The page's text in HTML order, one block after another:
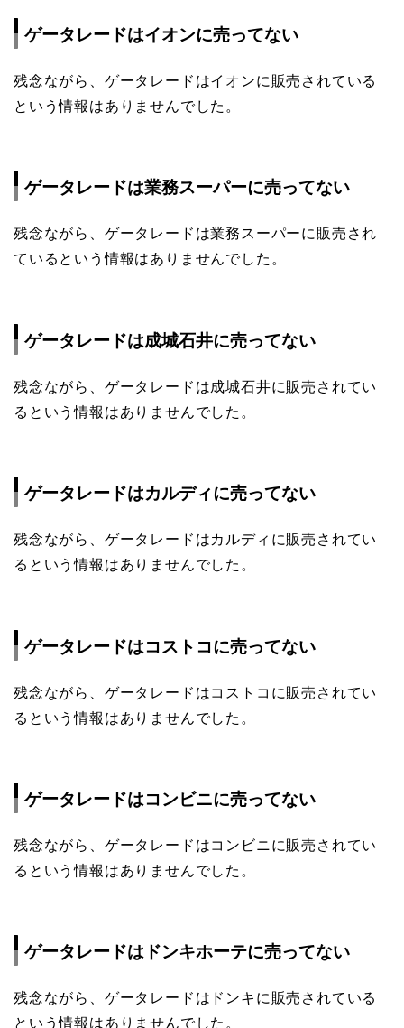
ゲータレードはイオンに売ってない
残念ながら、ゲータレードはイオンに販売されている
という情報はありませんでした。
ゲータレードは業務スーパーに売ってない
残念ながら、ゲータレードは業務スーパーに販売され
ているという情報はありませんでした。
ゲータレードは成城石井に売ってない
残念ながら、ゲータレードは成城石井に販売されてい
るという情報はありませんでした。
ゲータレードはカルディに売ってない
残念ながら、ゲータレードはカルディに販売されてい
るという情報はありませんでした。
ゲータレードはコストコに売ってない
残念ながら、ゲータレードはコストコに販売されてい
るという情報はありませんでした。
ゲータレードはコンビニに売ってない
残念ながら、ゲータレードはコンビニに販売されてい
るという情報はありませんでした。
ゲータレードはドンキホーテに売ってない
残念ながら、ゲータレードはドンキに販売されている
という情報はありませんでした。